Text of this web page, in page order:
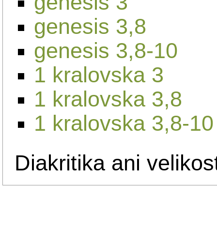
genesis 3,8
genesis 3,8-10
1 kralovska 3
1 kralovska 3,8
1 kralovska 3,8-10
Diakritika ani